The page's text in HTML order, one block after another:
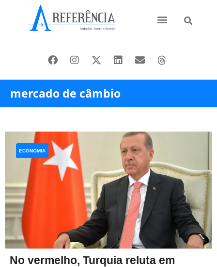
mercado de câmbio
No vermelho, Turquia reluta em
ECONOMIA